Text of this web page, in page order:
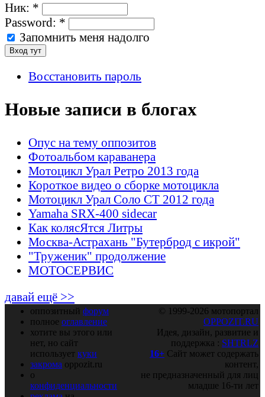
Ник: *
Password: *
Запомнить меня надолго
Восстановить пароль
Новые записи в блогах
Опус на тему оппозитов
Фотоальбом караванера
Мотоцикл Урал Ретро 2013 года
Короткое видео о сборке мотоцикла
Мотоцикл Урал Соло СТ 2012 года
Yamaha SRX-400 sidecar
Как колясЯтся Литры
Москва-Астрахань "Бутерброд с икрой"
"Труженик" продолжение
МОТОСЕРВИС
давай ещё >>
оппозитный форум
полное оглавление
хотите вы этого или
нет, но сайт
использует куки
закрома oppozit.ru
о
конфиденциальности
© 1999-2026 мотопортал
OPPOZIT.RU
Идея, дизайн, развитие и
поддержка : SHTRLZ
16+ Сайт может содержать
контент,
не предназначенный для лиц
младше 16-ти лет